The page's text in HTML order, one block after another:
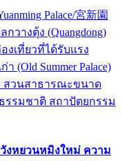
Palace/宮新園
วางตุ้ง (Quangdong)
งเที่ยวที่ได้รับแรง
(Old Summer Palace)
สวนสาธารณะขนาด
รรมชาติ สถาปัตยกรรม
วังหยวนหมิงใหม่ ความ